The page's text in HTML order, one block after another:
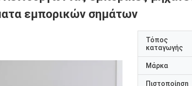
εμπορικών σημάτων
Τόπος
καταγωγής
Μάρκα
Πιστοποίηση